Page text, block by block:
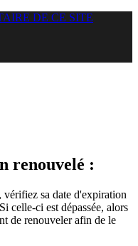
DE CE SITE
renouvelé :
vérifiez sa date d'expiration
celle-ci est dépassée, alors
de renouveler afin de le